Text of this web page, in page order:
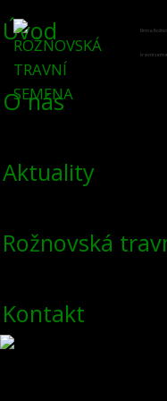
Firma
travní
Úvod
O nás
Aktuality
Rožnovská
Kontakt